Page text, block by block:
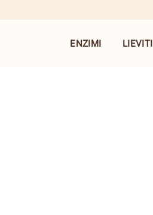
ENZIMI LIEVITI